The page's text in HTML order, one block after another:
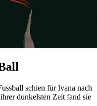
schien für Ivana nach
dunkelsten Zeit fand sie